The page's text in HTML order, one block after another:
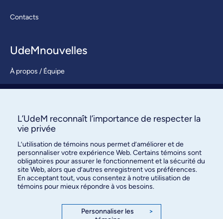
Contacts
UdeMnouvelles
À propos / Équipe
S’abonner
Bureau des communications et
des relations publiques
L’UdeM reconnaît l’importance de respecter la
vie privée
L’utilisation de témoins nous permet d’améliorer et de
personnaliser votre expérience Web. Certains témoins sont
obligatoires pour assurer le fonctionnement et la sécurité du
site Web, alors que d’autres enregistrent vos préférences.
En acceptant tout, vous consentez à notre utilisation de
témoins pour mieux répondre à vos besoins.
Personnaliser les
>